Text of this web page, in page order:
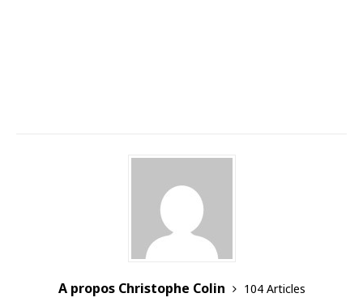
A propos Christophe Colin
104 Articles